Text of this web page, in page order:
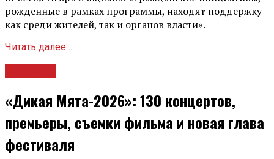
рожденные в рамках программы, находят поддержку
как среди жителей, так и органов власти».
Читать далее ...
«Дикая Мята-2026»: 130 концертов,
премьеры, съемки фильма и новая глава
фестиваля